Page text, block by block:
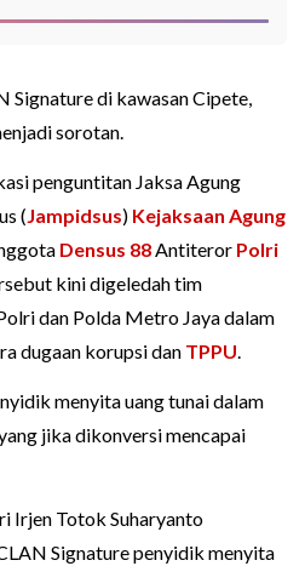
Signature di kawasan Cipete,
sorotan.
penguntitan Jaksa Agung
(Jampidsus) Kejaksaan Agung
Densus 88Antiteror Polri
kini digeledah tim
dan Polda Metro Jaya dalam
dugaan korupsi dan TPPU.
menyita uang tunai dalam
jika dikonversi mencapai
Irjen Totok Suharyanto
Signature penyidik menyita